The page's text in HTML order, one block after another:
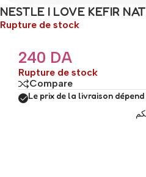
NESTLE I LOVE KEFIR
Rupture de stock
240 DA
Rupture de stock
Compare
Le prix de la livraison